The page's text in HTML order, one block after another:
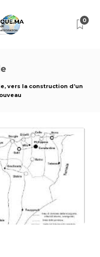
0
vers la construction d’un